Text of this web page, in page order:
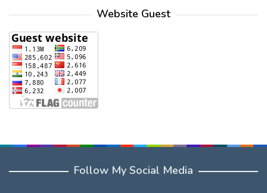
Website Guest
Follow My Social Media